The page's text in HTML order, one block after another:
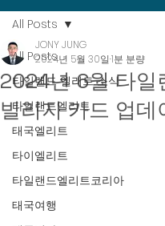
All Posts
타일랜드 엘리트 소식
타일랜드엘리트
태국엘리트
타이엘리트
타일랜드엘리트코리아
태국여행
All Posts
2024년 6월 타일
빌리지 카드 업데
JONY JUNG
2024년 5월 30일 1분 분량